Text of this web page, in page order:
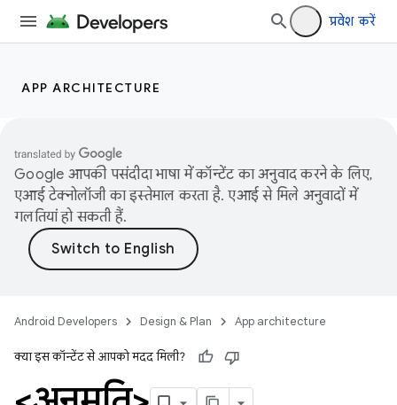
प्रवेश करें
APP ARCHITECTURE
Google आपकी पसंदीदा भाषा में कॉन्टेंट का अनुवाद करने के लिए,
एआई टेक्नोलॉजी का इस्तेमाल करता है. एआई से मिले अनुवादों में
गलतियां हो सकती हैं.
Android Developers Design & Plan App architecture
क्या इस कॉन्टेंट से आपको मदद मिली?